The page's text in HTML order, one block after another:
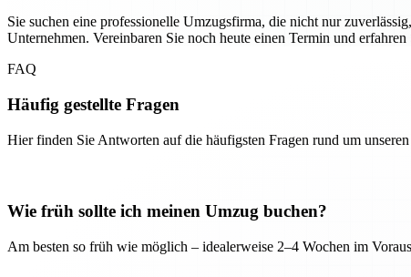
Sie suchen eine professionelle Umzugsfirma, die nicht nur
Unternehmen. Vereinbaren Sie noch heute einen Termin und
FAQ
Häufig gestellte Fragen
Hier finden Sie Antworten auf die häufigsten Fragen rund um
Wie früh sollte ich meinen Umzug buchen?
Am besten so früh wie möglich – idealerweise 2–4 Wochen im